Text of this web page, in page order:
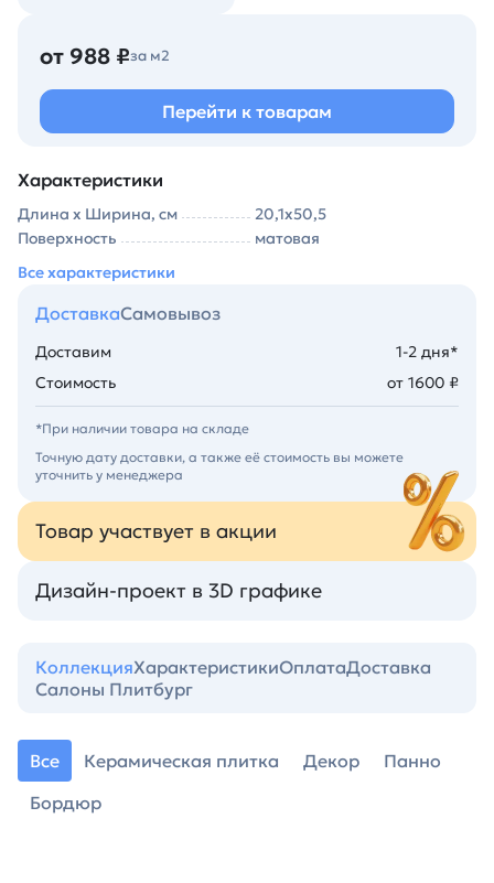
от 988 ₽за м2
Перейти к товарам
Характеристики
Длина х Ширина, см
20,1х50,5
Поверхность
матовая
Все характеристики
ДоставкаСамовывоз
Доставим
1-2 дня*
Стоимость
от 1600 ₽
*При наличии товара на складе
Точную дату доставки, а также её стоимость вы можете
уточнить у менеджера
Товар участвует в акции
Дизайн-проект в 3D графике
КоллекцияХарактеристикиОплатаДоставка
Салоны Плитбург
Все Керамическая плитка Декор
Панно
Бордюр